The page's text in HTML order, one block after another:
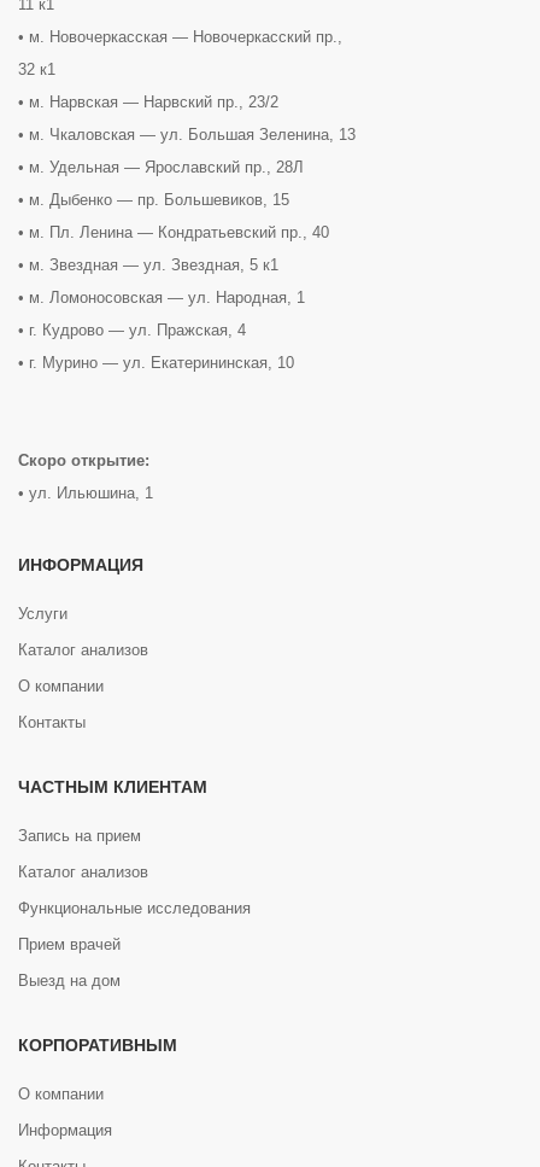
11 к1
• м. Новочеркасская — Новочеркасский пр.,
32 к1
• м. Нарвская — Нарвский пр., 23/2
• м. Чкаловская — ул. Большая Зеленина, 13
• м. Удельная — Ярославский пр., 28Л
• м. Дыбенко — пр. Большевиков, 15
• м. Пл. Ленина — Кондратьевский пр., 40
• м. Звездная — ул. Звездная, 5 к1
• м. Ломоносовская — ул. Народная, 1
• г. Кудрово — ул. Пражская, 4
• г. Мурино — ул. Екатерининская, 10
Скоро открытие:
• ул. Ильюшина, 1
ИНФОРМАЦИЯ
Услуги
Каталог анализов
О компании
Контакты
ЧАСТНЫМ КЛИЕНТАМ
Запись на прием
Каталог анализов
Функциональные исследования
Прием врачей
Выезд на дом
КОРПОРАТИВНЫМ
О компании
Информация